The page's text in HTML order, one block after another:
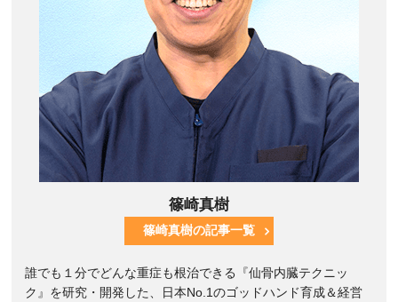
篠崎真樹
篠崎真樹の記事一覧
誰でも１分でどんな重症も根治できる『仙骨内臓テクニッ
ク』を研究・開発した、日本No.1のゴッドハンド育成＆経営